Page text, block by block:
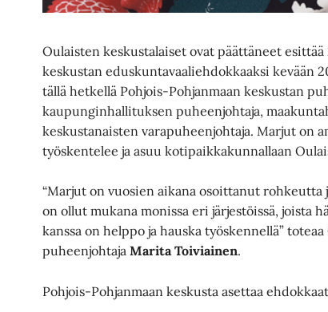
Oulaisten keskustalaiset ovat päättäneet
keskustan eduskuntavaaliehdokkaaksi kevään
tällä hetkellä Pohjois-Pohjanmaan keskustan
kaupunginhallituksen puheenjohtaja,
keskustanaisten varapuheenjohtaja. Marjut on
työskentelee ja asuu kotipaikkakunnallaan
“Marjut on vuosien aikana osoittanut rohkeutta
on ollut mukana monissa eri järjestöissä, joista
kanssa on helppo ja hauska työskennellä”
puheenjohtajaMarita Toiviainen.
Pohjois-Pohjanmaan keskusta asettaa